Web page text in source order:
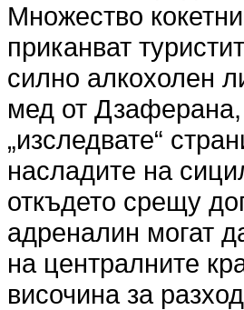
Множество
приканват
силно алкохолен
мед от
„изследвате“
насладите на
откъдето срещу
адреналин могат
на централните
височина за